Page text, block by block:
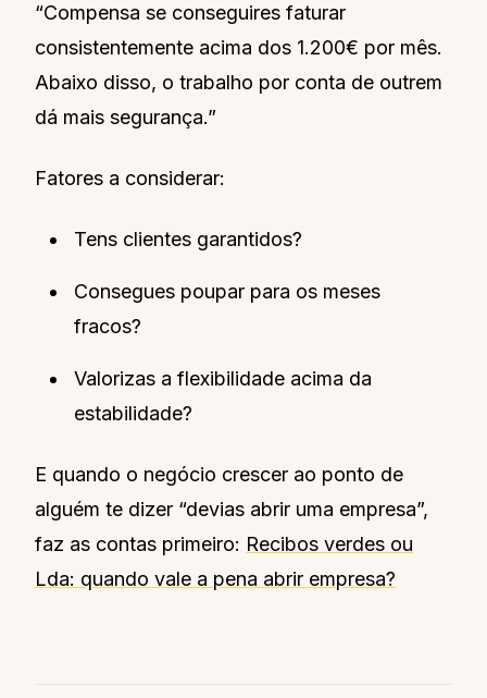
“Compensa se conseguires faturar
consistentemente acima dos 1.200€ por mês.
Abaixo disso, o trabalho por conta de outrem
dá mais segurança.”
Fatores a considerar:
Tens clientes garantidos?
Consegues poupar para os meses
fracos?
Valorizas a flexibilidade acima da
estabilidade?
E quando o negócio crescer ao ponto de
alguém te dizer “devias abrir uma empresa”,
faz as contas primeiro: Recibos verdes ou
Lda: quando vale a pena abrir empresa?